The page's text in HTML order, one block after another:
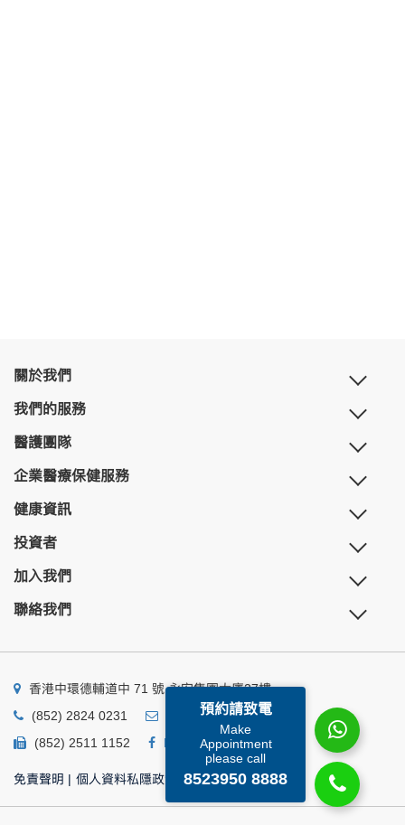
預約請致電
Make
Appointment
please call
8523950 8888
關於我們
我們的服務
醫護團隊
企業醫療保健服務
健康資訊
投資者
加入我們
聯絡我們
香港中環德輔道中 71 號 永安集團大廈27樓
(852) 2824 0231
business@ump.com.hk
(852) 2511 1152
Facebook Linkedin
免責聲明 | 個人資料私隱政策 | 個人資料收集聲明